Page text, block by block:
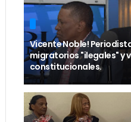
Vicente Noble!
migratorios "ilegales" y
constitucionales.